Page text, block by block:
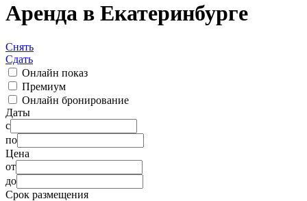
Аренда в Екатеринбурге
Снять
Сдать
Онлайн показ
Премиум
Онлайн бронирование
Даты
с
по
Цена
от
до
Срок размещения